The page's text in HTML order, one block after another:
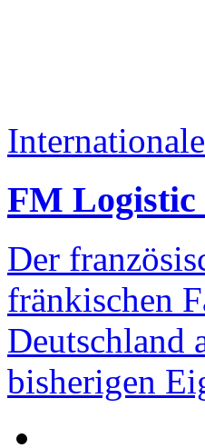
FM Logistic
Der
fränkischen
Deutschland
bisherigen